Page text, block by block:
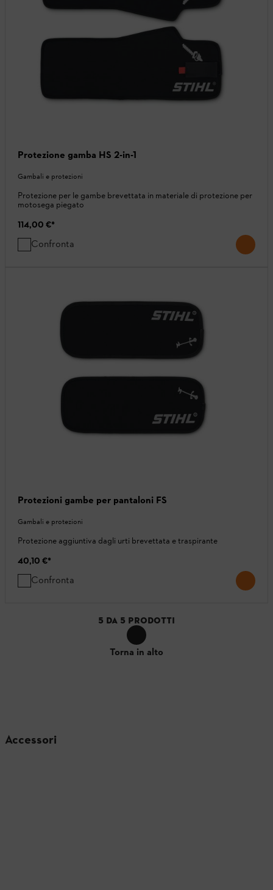
Protezione gamba HS 2-in-1
Gambali e protezioni
Protezione per le gambe brevettata in materiale di protezione per
motosega piegato
114,00 €*
Confronta
Protezioni gambe per pantaloni FS
Gambali e protezioni
Protezione aggiuntiva dagli urti brevettata e traspirante
40,10 €*
Confronta
5 DA 5 PRODOTTI
Torna in alto
Accessori